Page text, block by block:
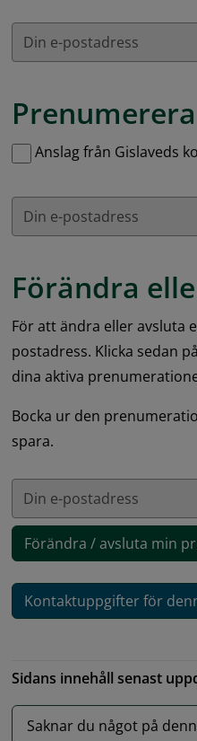
Din e-postadress
Hantera prenumerationer
Anslag från Gislaveds
Din e-postadress
Förändra
För att ändra eller avsluta
postadress. Klicka sedan
dina aktiva
Bocka ur den
spara.
Prenumerationslista
Kontaktuppgifter för
Sidans innehåll senast
Saknar du något på